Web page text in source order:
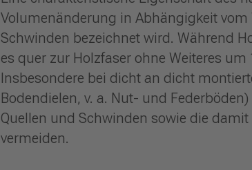
Volumenänderung in Abhängigkeit
Schwinden bezeichnet wird. Während
es quer zur Holzfaser ohne Weiteres
Insbesondere bei dicht an dicht
Bodendielen, v. a. Nut- und
Quellen und Schwinden sowie die
vermeiden.